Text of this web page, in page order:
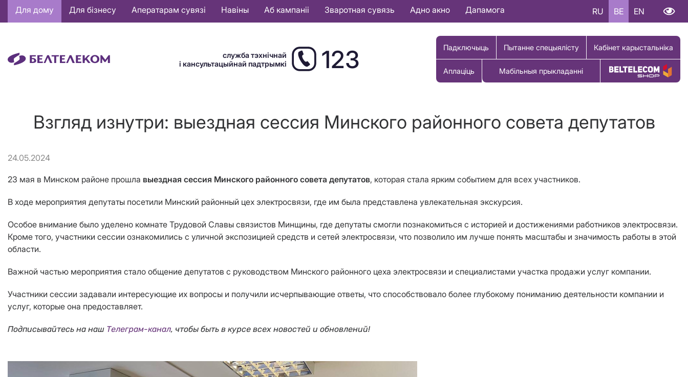
Основная
навигация
Для дому Для бізнесу Аператарам сувязі Навіны Аб кампаніі Зваротная сувязь Адно акно Дапамога RU BE EN
служба тэхнічнай
і кансультацыйнай падтрымкі
123 Падключыць Пытанне спецыялісту Кабінет карыстальніка
Аплаціць Мабільныя прыкладанні Купіць тавар
Взгляд изнутри: выездная сессия Минского районного совета депутатов
24.05.2024
23 мая в Минском районе прошла выездная сессия Минского районного совета депутатов, которая стала ярким событием для всех участников.
В ходе мероприятия депутаты посетили Минский районный цех электросвязи, где им была представлена увлекательная экскурсия.
Особое внимание было уделено комнате Трудовой Славы связистов Минщины, где депутаты смогли познакомиться с историей и достижениями работников электросвязи.
Кроме того, участники сессии ознакомились с уличной экспозицией средств и сетей электросвязи, что позволило им лучше понять масштабы и значимость работы в этой
области.
Важной частью мероприятия стало общение депутатов с руководством Минского районного цеха электросвязи и специалистами участка продажи услуг компании.
Участники сессии задавали интересующие их вопросы и получили исчерпывающие ответы, что способствовало более глубокому пониманию деятельности компании и
услуг, которые она предоставляет.
Подписывайтесь на наш Телеграм-канал, чтобы быть в курсе всех новостей и обновлений!